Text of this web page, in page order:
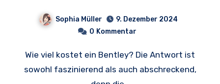
luxuriöse Preisspanne der
ikonischen Marke!
Sophia Müller
9. Dezember 2024
0 Kommentar
Wie viel kostet ein Bentley? Die Antwort ist
sowohl faszinierend als auch abschreckend,